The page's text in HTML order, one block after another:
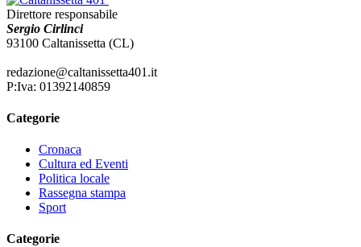
Direttore responsabile
Sergio Cirlinci
93100 Caltanissetta (CL)
redazione@caltanissetta401.it
P:Iva: 01392140859
Categorie
Cronaca
Cultura ed Eventi
Politica locale
Rassegna stampa
Sport
Categorie